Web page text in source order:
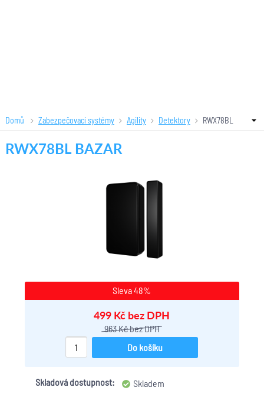
Domů Zabezpečovací systémy Agility Detektory RWX78BL
RWX78BL BAZAR
Sleva 48%
499 Kč bez DPH
963 Kč bez DPH
Do košíku
Skladová dostupnost: Skladem